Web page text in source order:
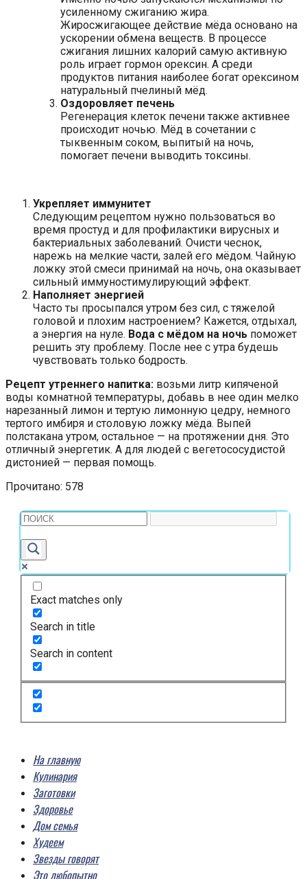
усиленному сжиганию жира.
Жиросжигающее действие мёда основано на
ускорении обмена веществ. В процессе
сжигания лишних калорий самую активную
роль играет гормон орексин. А среди
продуктов питания наиболее богат орексином
натуральный пчелиный мёд.
Оздоровляет печень
Регенерация клеток печени также активнее
происходит ночью. Мёд в сочетании с
тыквенным соком, выпитый на ночь,
помогает печени выводить токсины.
Укрепляет иммунитет
Следующим рецептом нужно пользоваться во
время простуд и для профилактики вирусных и
бактериальных заболеваний. Очисти чеснок,
нарежь на мелкие части, залей его мёдом. Чайную
ложку этой смеси принимай на ночь, она оказывает
сильный иммуностимулирующий эффект.
Наполняет энергией
Часто ты просыпался утром без сил, с тяжелой
головой и плохим настроением? Кажется, отдыхал,
а энергия на нуле. Вода с мёдом на ночь поможет
решить эту проблему. После нее с утра будешь
чувствовать только бодрость.
Рецепт утреннего напитка: возьми литр кипяченой
воды комнатной температуры, добавь в нее один мелко
нарезанный лимон и тертую лимонную цедру, немного
тертого имбиря и столовую ложку мёда. Выпей
полстакана утром, остальное — на протяжении дня. Это
отличный энергетик. А для людей с вегетососудистой
дистонией — первая помощь.
Прочитано: 578
Exact matches only
Search in title
Search in content
На главную
Кулинария
Заготовки
Здоровье
Дом семья
Худеем
Звезды говорят
Это любопытно